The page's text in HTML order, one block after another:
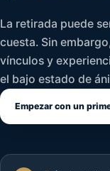
La retirada puede
cuesta. Sin
vínculos y
el bajo estado de
Empezar con un